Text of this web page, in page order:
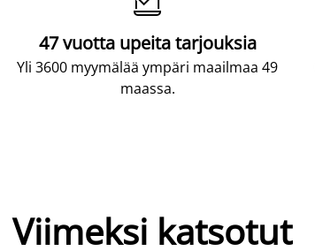
47 vuotta upeita tarjouksia
Yli 3600 myymälää ympäri maailmaa 49
maassa.
Viimeksi katsotut